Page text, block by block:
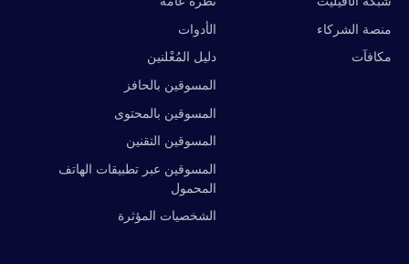
منصة الشركاء
مكافآت
الأدوات
دليل المُعْلنين
المسوقين بالحافز
المسوقين بالمحتوى
المسوقين التقنين
المسوقين عبر تطبيقات الهاتف
المحمول
الشخصيات المؤثرة